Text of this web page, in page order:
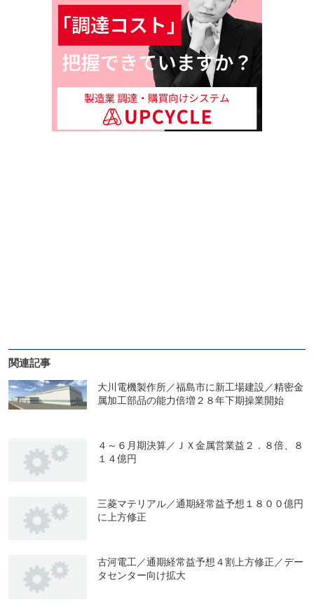
関連記事
大川電機製作所／福島市に新工場建設／精密金
属加工部品の能力倍増２８年下期操業開始
４～６月期決算／ＪＸ金属営業益２．８倍、８
１４億円
三菱マテリアル／通期経常益予想１８００億円
に上方修正
古河電工／通期経常益予想４割上方修正／デー
タセンター向け拡大